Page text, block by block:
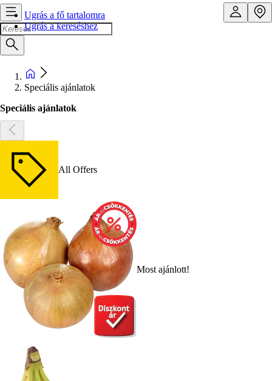
Ugrás a fő tartalomra
Ugrás a kereséshez
Speciális ajánlatok
Speciális ajánlatok
All Offers
Most ajánlott!